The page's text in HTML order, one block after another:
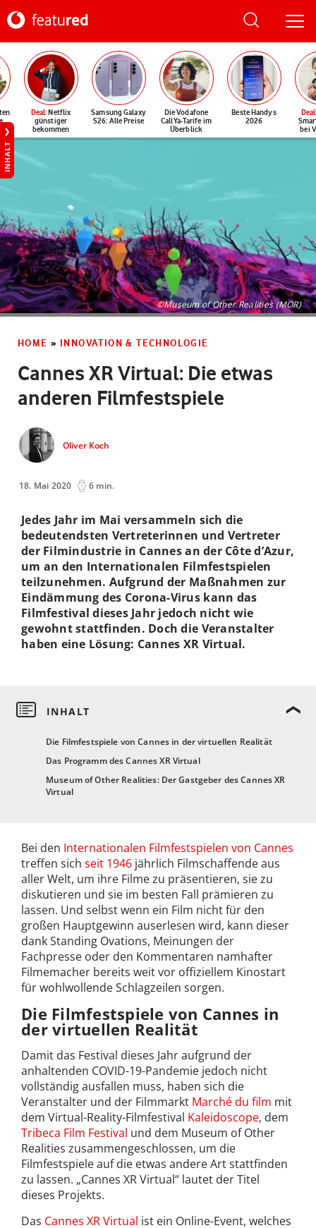
Deal: Netflix
günstiger
bekommen
Samsung Galaxy
S26: Alle Preise
Die Vodafone
CallYa-Tarife im
Überblick
Beste Handys
2026
Deal
bei
INHALT
©Museum of Other Realities (MOR)
HOME » INNOVATION & TECHNOLOGIE
Cannes XR Virtual: Die etwas
anderen Filmfestspiele
Oliver Koch
18. Mai 2020 6 min.
Die Filmfestspiele von Cannes in der virtuellen Realität
Das Programm des Cannes XR Virtual
Museum of Other Realities: Der Gastgeber des Cannes XR
Virtual
Jedes Jahr im Mai versammeln sich die
bedeutendsten Vertreterinnen und Vertreter
der Filmindustrie in Cannes an der Côte d’Azur,
um an den Internationalen Filmfestspielen
teilzunehmen. Aufgrund der Maßnahmen zur
Eindämmung des Corona-Virus kann das
Filmfestival dieses Jahr jedoch nicht wie
gewohnt stattfinden. Doch die Veranstalter
haben eine Lösung: Cannes XR Virtual.
Bei den Internationalen Filmfestspielen von Cannes
treffen sich seit 1946 jährlich Filmschaffende aus
aller Welt, um ihre Filme zu präsentieren, sie zu
diskutieren und sie im besten Fall prämieren zu
lassen. Und selbst wenn ein Film nicht für den
großen Hauptgewinn auserlesen wird, kann dieser
dank Standing Ovations, Meinungen der
Fachpresse oder den Kommentaren namhafter
Filmemacher bereits weit vor offiziellem Kinostart
für wohlwollende Schlagzeilen sorgen.
Die Filmfestspiele von Cannes in
der virtuellen Realität
Damit das Festival dieses Jahr aufgrund der
anhaltenden COVID-19-Pandemie jedoch nicht
vollständig ausfallen muss, haben sich die
Veranstalter und der Filmmarkt Marché du film mit
dem Virtual-Reality-Filmfestival Kaleidoscope, dem
Tribeca Film Festival und dem Museum of Other
Realities zusammengeschlossen, um die
Filmfestspiele auf die etwas andere Art stattfinden
zu lassen. „Cannes XR Virtual“ lautet der Titel
dieses Projekts.
Das Cannes XR Virtual ist ein Online-Event, welches